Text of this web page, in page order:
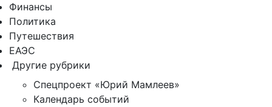
Финансы
Политика
Путешествия
ЕАЭС
Другие рубрики
Спецпроект «Юрий Мамлеев»
Календарь событий